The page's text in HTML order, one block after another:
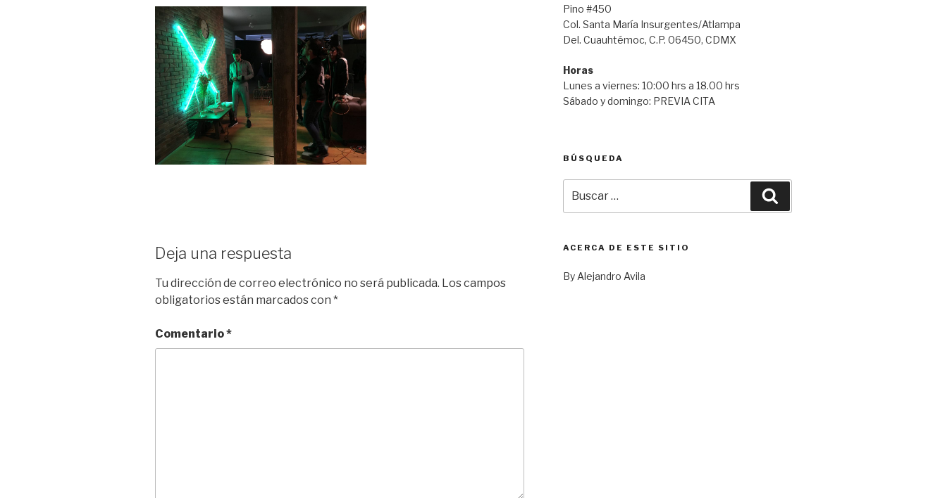
Deja una respuesta
Tu dirección de correo electrónico no será publicada. Los campos
obligatorios están marcados con *
Comentario*
Pino #450
Col. Santa María Insurgentes/Atlampa
Del. Cuauhtémoc, C.P. 06450, CDMX
Horas
Lunes a viernes: 10:00 hrs a 18.00 hrs
Sábado y domingo: PREVIA CITA
BÚSQUEDA
por:
ACERCA DE ESTE SITIO
By Alejandro Avila